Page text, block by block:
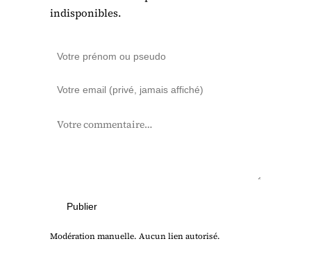
indisponibles.
Publier
Modération manuelle. Aucun lien autorisé.